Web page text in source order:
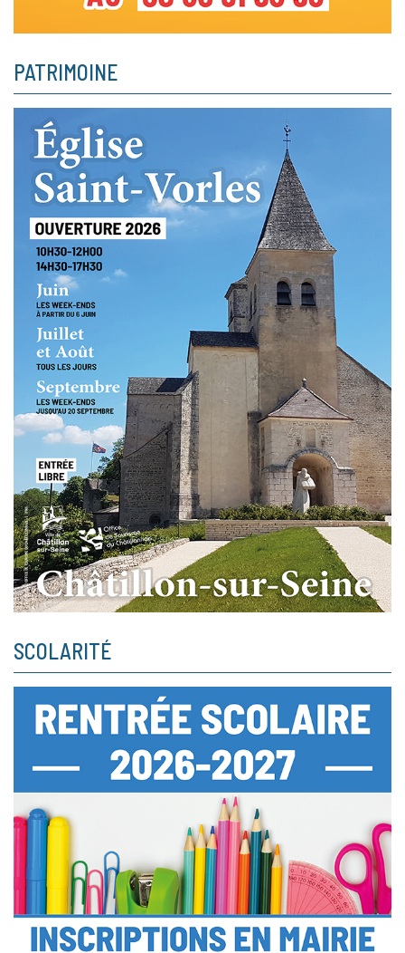
PATRIMOINE
SCOLARITÉ